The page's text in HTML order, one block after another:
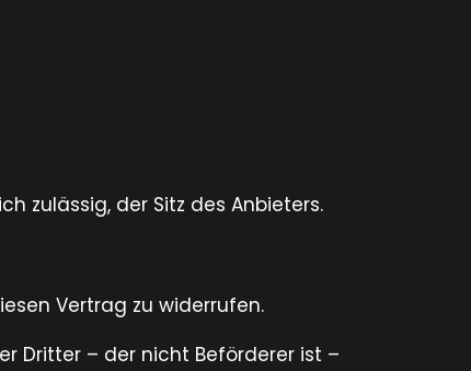
zulässig, der Sitz des Anbieters.
Vertrag zu widerrufen.
Dritter – der nicht Beförderer ist –